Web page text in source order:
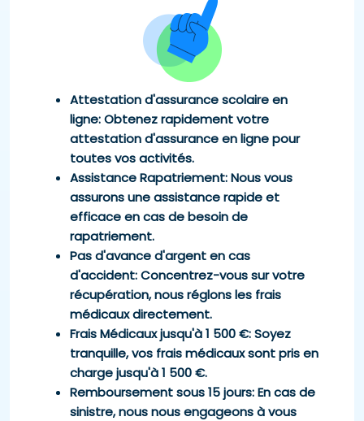
Attestation d'assurance scolaire en
ligne: Obtenez rapidement votre
attestation d'assurance en ligne pour
toutes vos activités.
Assistance Rapatriement: Nous vous
assurons une assistance rapide et
efficace en cas de besoin de
rapatriement.
Pas d'avance d'argent en cas
d'accident: Concentrez-vous sur votre
récupération, nous réglons les frais
médicaux directement.
Frais Médicaux jusqu'à 1 500 €: Soyez
tranquille, vos frais médicaux sont pris en
charge jusqu'à 1 500 €.
Remboursement sous 15 jours: En cas de
sinistre, nous nous engageons à vous